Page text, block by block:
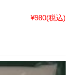
¥980(税込)